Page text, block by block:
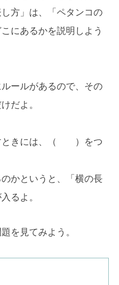
し方」は、「ペタンコの
にあるかを説明しよう
ールがあるので、その
だよ。
ときには、（ ）をつ
かというと、「横の長
るよ。
を見てみよう。